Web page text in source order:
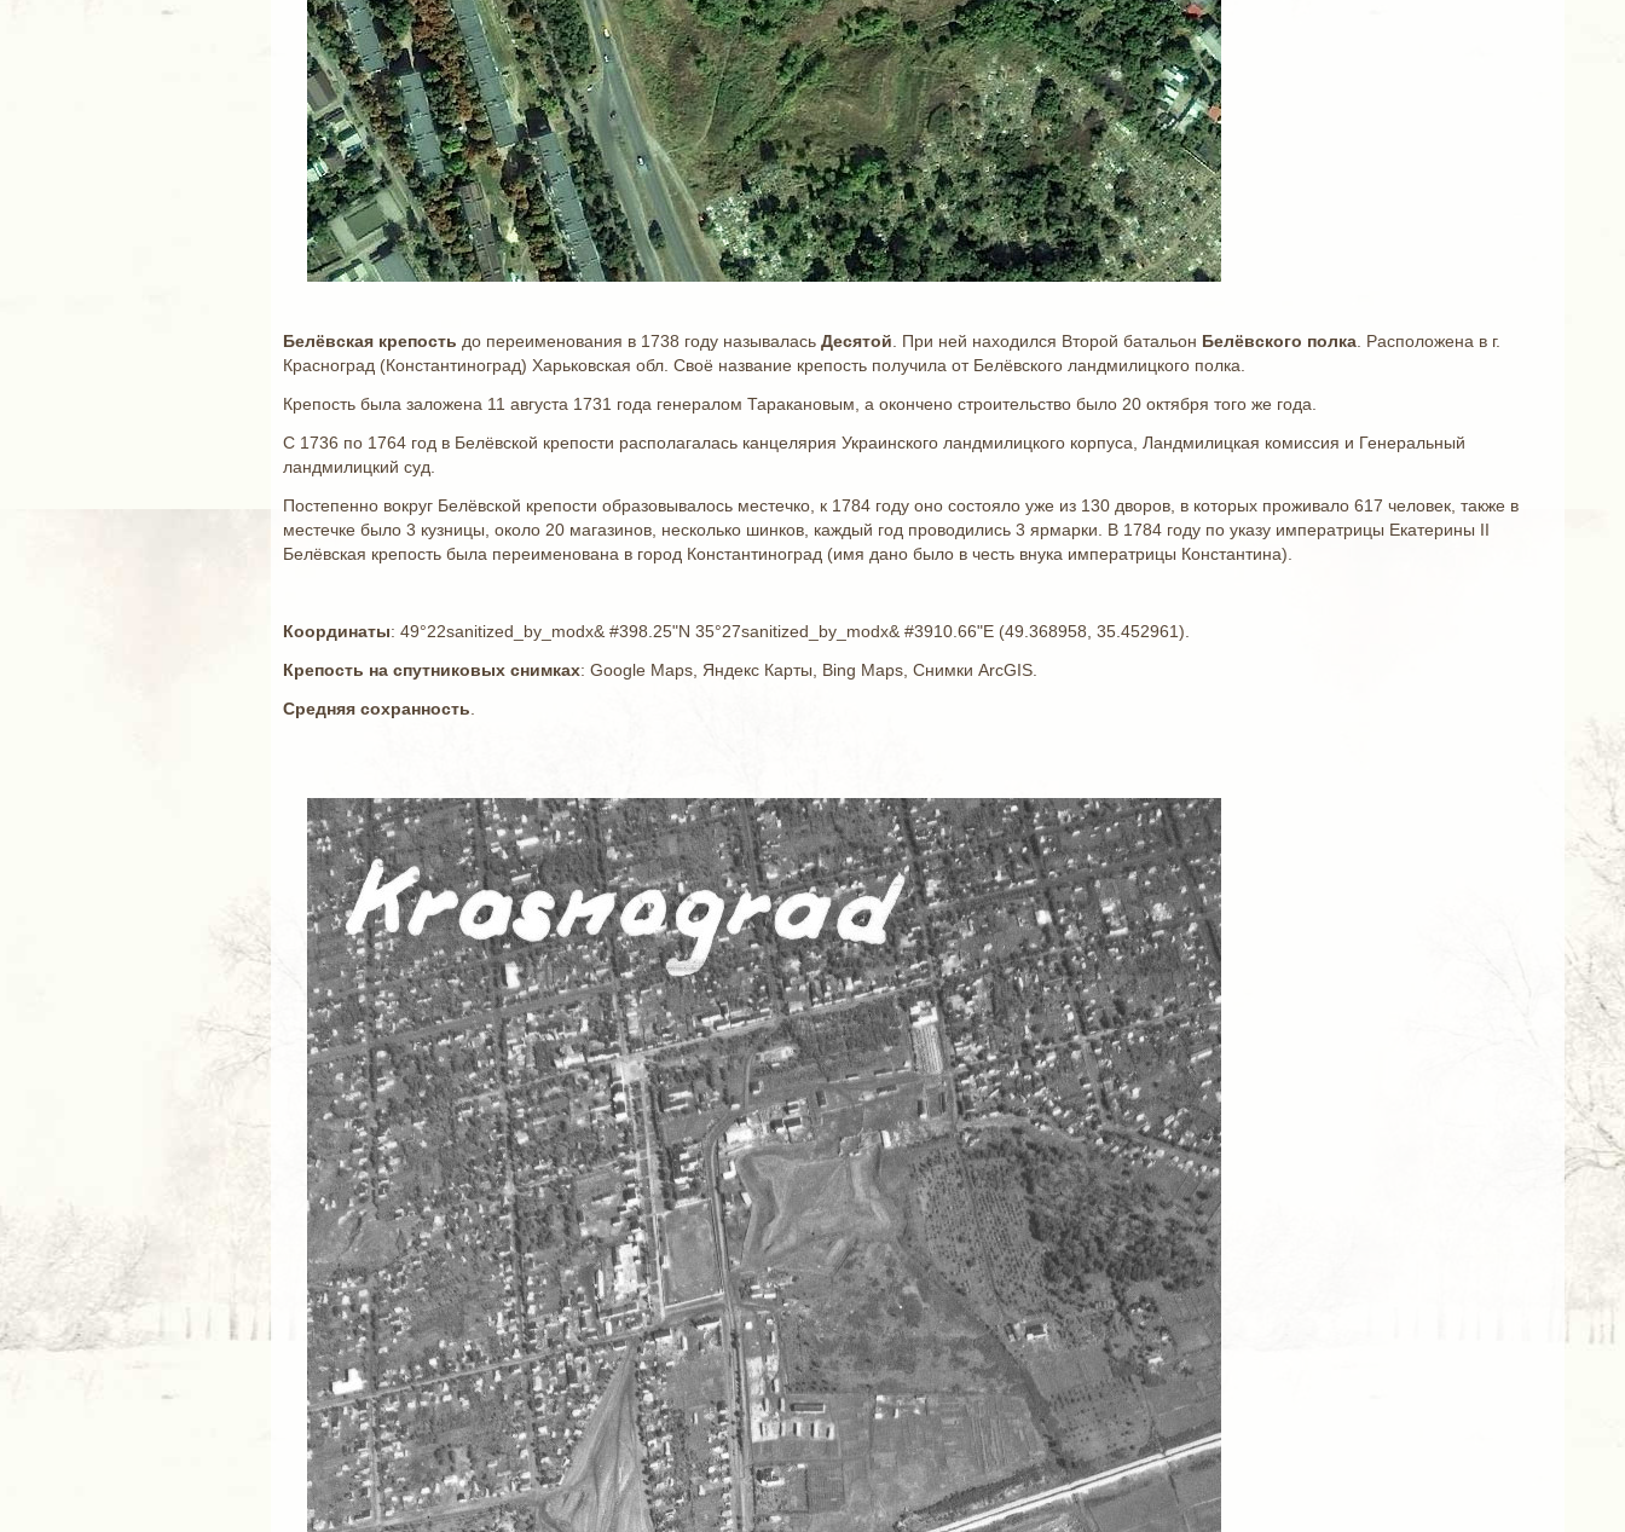
Белёвская крепость до переименования в 1738 году называлась Десятой . При ней находился Второй батальон Белёвского полка . Расположена в г.
Красноград (Константиноград) Харьковская обл. Своё название крепость получила от Белёвского ландмилицкого полка.
Крепость была заложена 11 августа 1731 года генералом Таракановым, а окончено строительство было 20 октября того же года.
С 1736 по 1764 год в Белёвской крепости располагалась канцелярия Украинского ландмилицкого корпуса, Ландмилицкая комиссия и Генеральный
ландмилицкий суд.
Постепенно вокруг Белёвской крепости образовывалось местечко, к 1784 году оно состояло уже из 130 дворов, в которых проживало 617 человек, также в
местечке было 3 кузницы, около 20 магазинов, несколько шинков, каждый год проводились 3 ярмарки. В 1784 году по указу императрицы Екатерины II
Белёвская крепость была переименована в город Константиноград (имя дано было в честь внука императрицы Константина).
Координаты: 49°22sanitized_by_modx& #398.25"N 35°27sanitized_by_modx& #3910.66"E (49.368958, 35.452961).
Крепость на спутниковых снимках: Google Maps, Яндекс Карты, Bing Maps, Снимки ArcGIS.
Средняя сохранность